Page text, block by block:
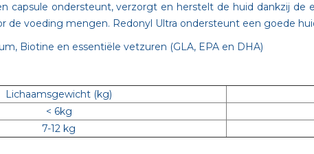
capsule ondersteunt, verzorgt en herstelt de huid dankzij de
de voeding mengen. Redonyl Ultra ondersteunt een goede
Biotine en essentiële vetzuren (GLA, EPA en DHA)
Lichaamsgewicht (kg)
< 6kg
7-12 kg